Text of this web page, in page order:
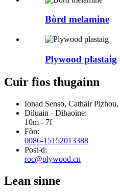
Bòrd melamine
Plywood plastaig
Cuir fios thugainn
Ionad Senso, Cathair
Diluain - Dihaoine:
10m - 7f
Fòn:
0086-15152013388
Post-d:
roc@plywood.cn
Lean sinne